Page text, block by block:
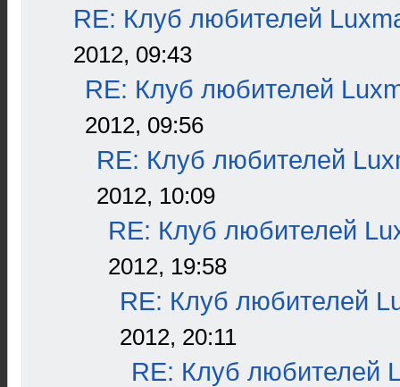
RE: Клуб любителей
2012, 09:43
RE: Клуб любителей
2012, 09:56
RE: Клуб любителей
2012, 10:09
RE: Клуб любителей
2012, 19:58
RE: Клуб любителей
2012, 20:11
RE: Клуб любителей